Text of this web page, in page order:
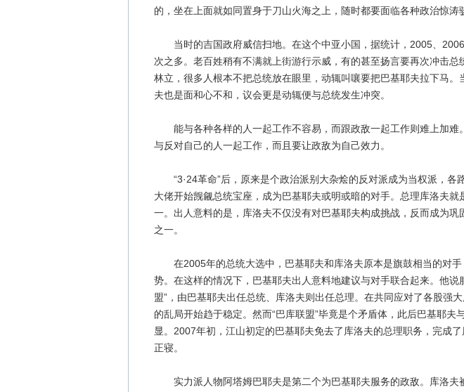
的，坐在上面就如同置身于刀山火海之上，随时都要面临各种政治惊涛
当时的吉国政府威信扫地。在这个中亚小国，据统计，2005、
次之多。老百姓稍有不满就上街游行示威，有的甚至扬言要再次冲击总
林立，很多人根本不把总统放在眼里，动辄叫嚷要把巴基耶夫拉下马。
夫也是面和心不和，议会更是动辄便与总统发生冲突。
能与各种各样的人一起工作不容易，而跟政敌一起工作则难上加难
与反对自己的人一起工作，而且要让政敌为自己效力。
“3·24革命”后，原来是个政治派别大杂烩的反对派成为当权派，各
大佬开始觊觎总统宝座，成为巴基耶夫或明或暗的对手。总理库洛夫就
一。出人意料的是，库洛夫不仅没有对巴基耶夫构成挑战，反而成为巩
之一。
在2005年的总统大选中，巴基耶夫和库洛夫原本是旗鼓相当的对手
势。在这样的情况下，巴基耶夫出人意料地建议与对手联合起来。他说
盟”，由巴基耶夫出任总统、库洛夫则出任总理。在共同应对了各股强
的乱局开始趋于稳定。然而“巴库联盟”毕竟是个矛盾体，此后巴基耶夫
显。2007年初，江山初定的巴基耶夫免去了库洛夫的总理职务，完成了
正寝。
实力派人物阿塔姆巴耶夫是第二个为巴基耶夫服务的政敌。库洛夫